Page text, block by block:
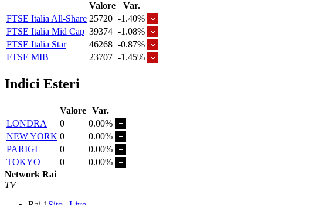
Valore
Var.
FTSE Italia All-Share 25720 -1.40%
FTSE Italia Mid Cap 39374 -1.08%
FTSE Italia Star
46268 -0.87%
FTSE MIB
23707 -1.45%
Indici Esteri
Valore Var.
LONDRA
0
0.00%
NEW YORK 0
0.00%
PARIGI
0
0.00%
TOKYO
0
0.00%
Network Rai
TV